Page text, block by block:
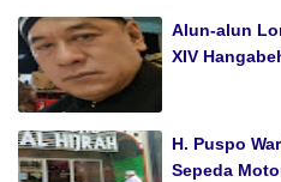
Alun-alun
XIV
H. Puspo
Sepeda